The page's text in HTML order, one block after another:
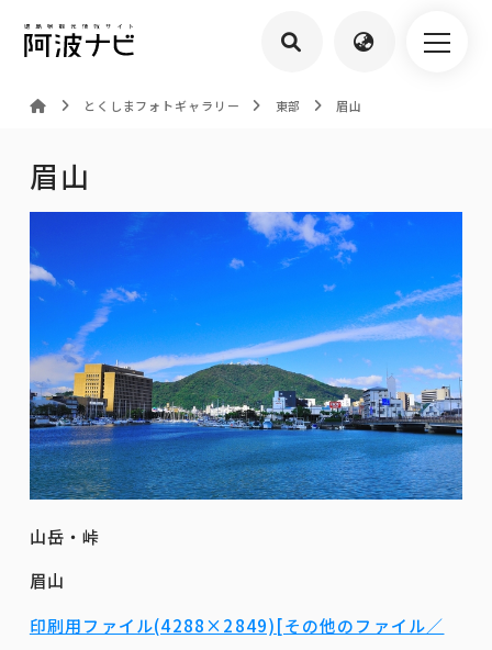
とくしまフォトギャラリー 東部 眉山
眉山
山岳・峠
眉山
印刷用ファイル(4288×2849)[その他のファイル／